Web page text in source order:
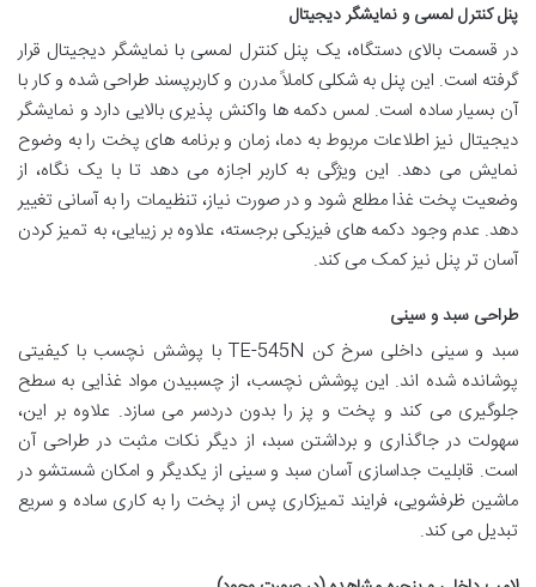
پنل کنترل لمسی و نمایشگر دیجیتال
در قسمت بالای دستگاه، یک پنل کنترل لمسی با نمایشگر دیجیتال قرار
گرفته است. این پنل به شکلی کاملاً مدرن و کاربرپسند طراحی شده و کار با
آن بسیار ساده است. لمس دکمه ها واکنش پذیری بالایی دارد و نمایشگر
دیجیتال نیز اطلاعات مربوط به دما، زمان و برنامه های پخت را به وضوح
نمایش می دهد. این ویژگی به کاربر اجازه می دهد تا با یک نگاه، از
وضعیت پخت غذا مطلع شود و در صورت نیاز، تنظیمات را به آسانی تغییر
دهد. عدم وجود دکمه های فیزیکی برجسته، علاوه بر زیبایی، به تمیز کردن
آسان تر پنل نیز کمک می کند.
طراحی سبد و سینی
سبد و سینی داخلی سرخ کن TE-545N با پوشش نچسب با کیفیتی
پوشانده شده اند. این پوشش نچسب، از چسبیدن مواد غذایی به سطح
جلوگیری می کند و پخت و پز را بدون دردسر می سازد. علاوه بر این،
سهولت در جاگذاری و برداشتن سبد، از دیگر نکات مثبت در طراحی آن
است. قابلیت جداسازی آسان سبد و سینی از یکدیگر و امکان شستشو در
ماشین ظرفشویی، فرایند تمیزکاری پس از پخت را به کاری ساده و سریع
تبدیل می کند.